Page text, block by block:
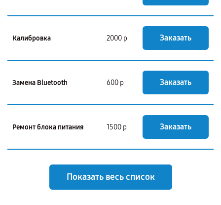
Калибровка 2000 р Заказать
Замена Bluetooth 600 р Заказать
Ремонт блока питания 1500 р Заказать
Показать весь список